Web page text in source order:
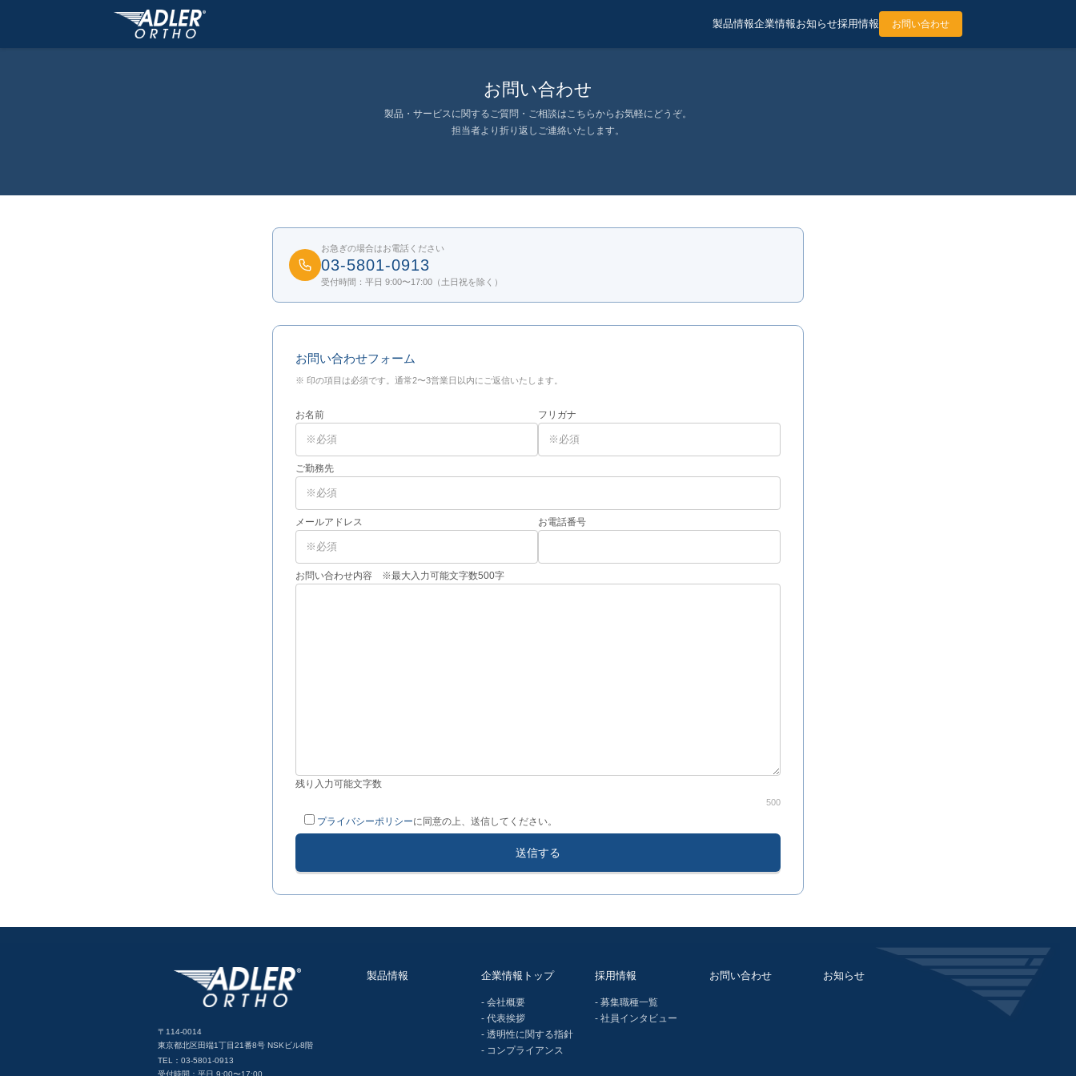
製品情報企業情報お知らせ採用情報 お問い合わせ
お問い合わせ
製品・サービスに関するご質問・ご相談はこちらからお気軽にどうぞ。
担当者より折り返しご連絡いたします。
お急ぎの場合はお電話ください
03-5801-0913
受付時間：平日 9:00〜17:00（土日祝を除く）
お問い合わせフォーム
※ 印の項目は必須です。通常2〜3営業日以内にご返信いたします。
お名前 フリガナ
ご勤務先
メールアドレス お電話番号
お問い合わせ内容 ※最大入力可能文字数500字
残り入力可能文字数
500
プライバシーポリシーに同意の上、送信してください。
〒114-0014
東京都北区田端1丁目21番8号 NSKビル8階
TEL：03-5801-0913
受付時間：平日 9:00〜17:00
製品情報 企業情報トップ
- 会社概要
- 代表挨拶
- 透明性に関する指針
- コンプライアンス
採用情報
- 募集職種一覧
- 社員インタビュー
お問い合わせ お知らせ